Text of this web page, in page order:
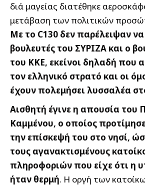
διά μαγείας διατέθηκε
μετάβαση των πολιτικών
Με το C130 δεν παρέλειψαν
βουλευτές του ΣΥΡΙΖΑ και ο
του ΚΚΕ, εκείνοι δηλαδή που
τον ελληνικό στρατό και οι
έχουν πολεμήσει λυσσαλέα
Αισθητή έγινε η απουσία του
Καμμένου, ο οποίος
την επίσκεψή του στο νησί,
τους αγανακτισμένους
πληροφοριών που είχε ότι η
ήταν θερμή. Η οργή των